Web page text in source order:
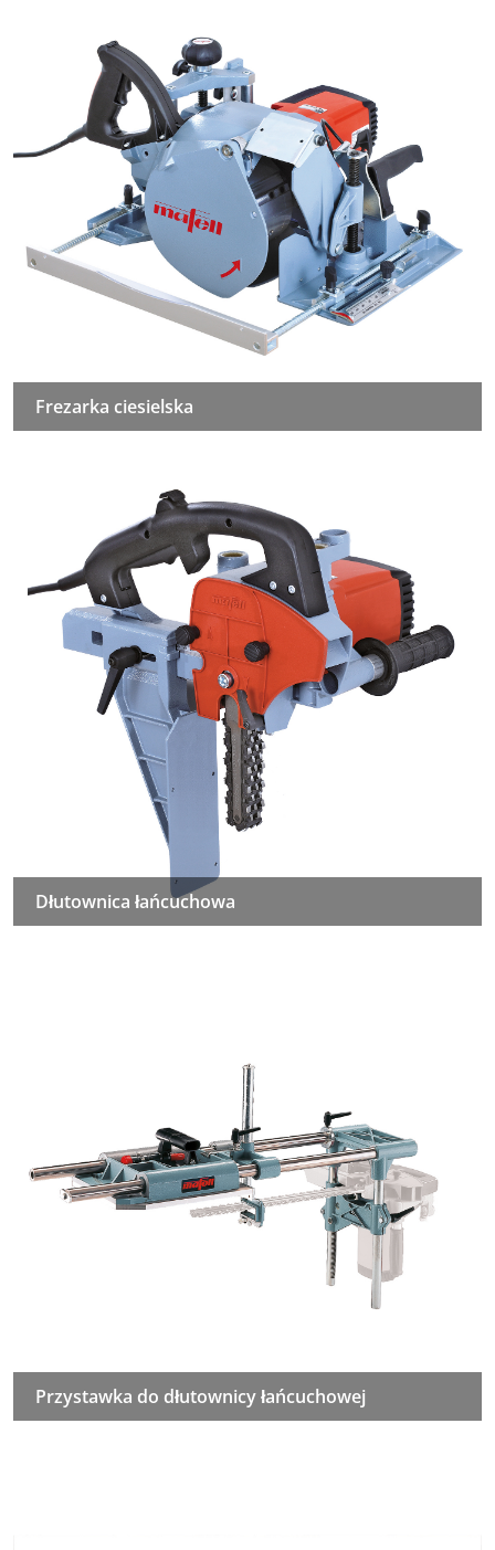
Frezarka ciesielska
Dłutownica łańcuchowa
Przystawka do dłutownicy łańcuchowej